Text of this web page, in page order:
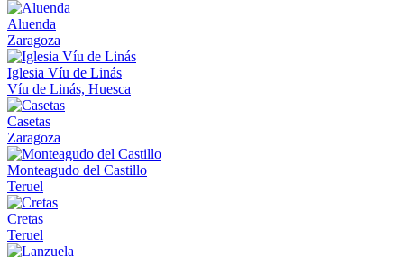
Aluenda
Zaragoza
Iglesia Víu de Linás
Víu de Linás, Huesca
Casetas
Zaragoza
Monteagudo del Castillo
Teruel
Cretas
Teruel